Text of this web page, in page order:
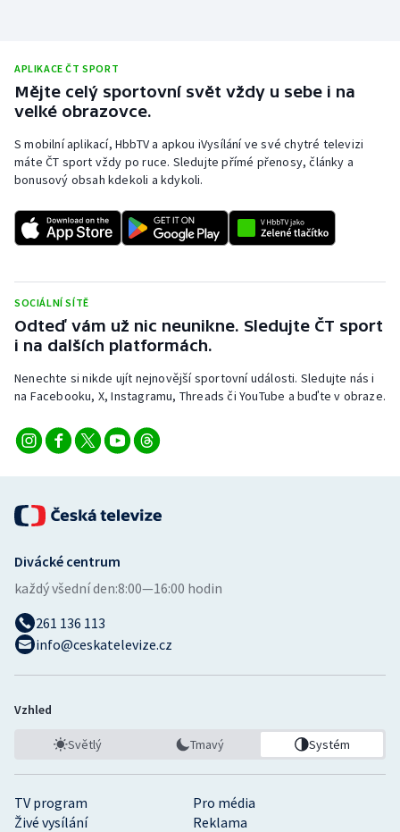
APLIKACE ČT SPORT
Mějte celý sportovní svět vždy u sebe i na
velké obrazovce.
S mobilní aplikací, HbbTV a apkou iVysílání ve své chytré televizi
máte ČT sport vždy po ruce. Sledujte přímé přenosy, články a
bonusový obsah kdekoli a kdykoli.
SOCIÁLNÍ SÍTĚ
Odteď vám už nic neunikne. Sledujte ČT sport
i na dalších platformách.
Nenechte si nikde ujít nejnovější sportovní události. Sledujte nás i
na Facebooku, X, Instagramu, Threads či YouTube a buďte v obraze.
TV program
Pro média
Živé vysílání
Reklama
Divácké centrum
každý všední den:8:00—16:00 hodin
261 136 113
info@ceskatelevize.cz
Vzhled
Světlý Tmavý Systém